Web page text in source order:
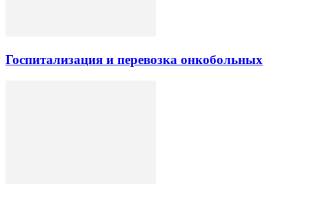
Госпитализация и перевозка онкобольных